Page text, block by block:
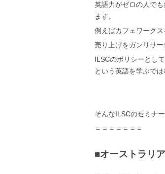
英語力がゼロの人で
ます。
例えばカフェワーク
売り上げをガンリサー
ILSCのポリシーとし
という英語を学ぶで
そんなILSCのセミナ
＝＝＝＝＝＝＝
■オーストラリ